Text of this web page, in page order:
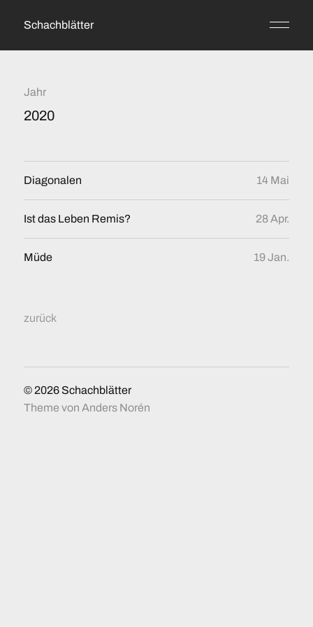
Schachblätter
Jahr
2020
Diagonalen 14 Mai
Ist das Leben Remis? 28 Apr.
Müde 19 Jan.
zurück
© 2026 Schachblätter
Theme von Anders Norén